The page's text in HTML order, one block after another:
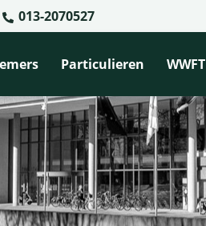
013-2070527
Particulieren WWFT